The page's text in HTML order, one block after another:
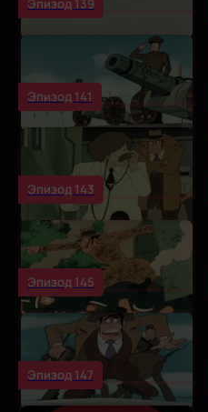
Эпизод 139
Эпизод 141
Эпизод 143
Эпизод 145
Эпизод 147